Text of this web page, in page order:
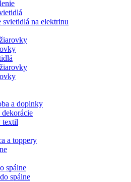
svietidlá na elektrinu
a doplnky
textil
a toppery
spálne
spálne